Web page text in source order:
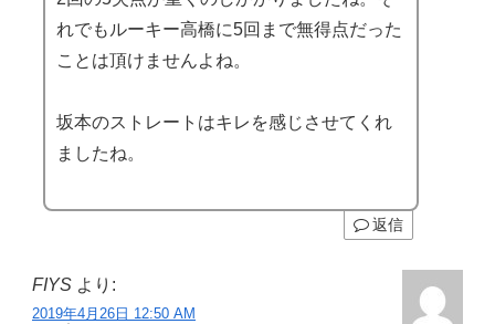
れでもルーキー高橋に5回まで無得点だった
ことは頂けませんよね。
坂本のストレートはキレを感じさせてくれ
ましたね。
返信
FIYS より:
2019年4月26日 12:50 AM